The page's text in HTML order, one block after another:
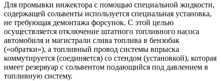
Для промывки инжектора с помощью специальной жидкости,
содержащей сольвенты используется специальная установка,
не требующая демонтажа форсунок. С этой целью
осуществляется отключение штатного топливного насоса
автомобиля и магистрали слива топлива в бензобак
(«обратки»), а топливный провод системы впрыска
коммутируется (соединяется) со стендом (установкой), которая
имеет резервуар с сольвентом подающийся под давлением в
топливную систему.